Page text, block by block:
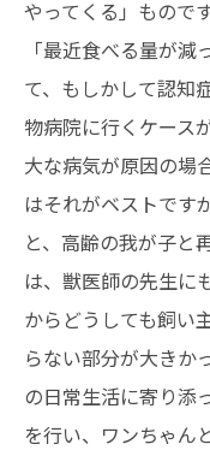
やってくる」もので
「最近食べる量が
て、もしかして認知
物病院に行くケース
大な病気が原因の場
はそれがベストです
と、高齢の我が子と
は、獣医師の先生に
からどうしても飼い
らない部分が大きか
の日常生活に寄り添
を行い、ワンちゃん